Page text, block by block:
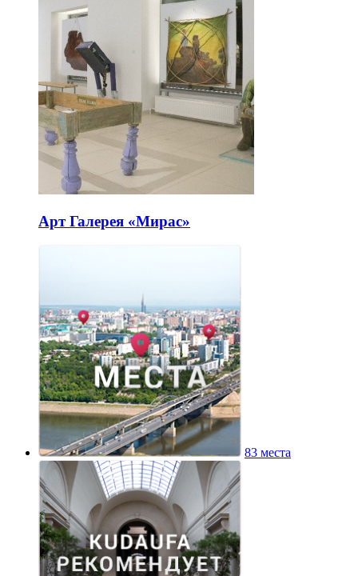
Арт Галерея «Мирас»
83 места